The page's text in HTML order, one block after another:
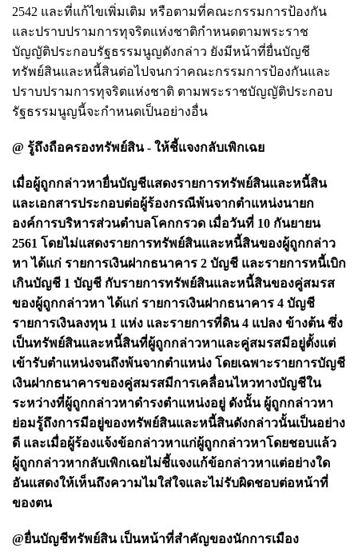
2542 และที่แก้ไขเพิ่มเติม หรือตามที่คณะกรรมการป้องกัน
และปราบปรามการทุจริตแห่งชาติกำหนดตามพระราช
บัญญัติประกอบรัฐธรรมนูญดังกล่าว ยังมีหน้าที่ยื่นบัญชี
ทรัพย์สินและหนี้สินต่อไปจนกว่าคณะกรรมการป้องกันและ
ปราบปรามการทุจริตแห่งชาติ ตามพระราชบัญญัติประกอบ
รัฐธรรมนูญนี้จะกำหนดเป็นอย่างอื่น
@ รู้ถึงถือครองทรัพย์สิน - ให้ชี้แจงกลับเพิกเฉย
เมื่อผู้ถูกกล่าวหายื่นบัญชีแสดงรายการทรัพย์สินและหนี้สิน
และเอกสารประกอบต่อผู้ร้องกรณีพ้นจากตำแหน่งนายก
องค์การบริหารส่วนตำบลโคกกรวด เมื่อวันที่ 10 กันยายน
2561 โดยไม่แสดงรายการทรัพย์สินและหนี้สินของผู้ถูกกล่าว
หา ได้แก่ รายการเงินฝากธนาคาร 2 บัญชี และรายการหนี้เบิก
เกินบัญชี 1 บัญชี กับรายการทรัพย์สินและหนี้สินของคู่สมรส
ของผู้ถูกกล่าวหา ได้แก่ รายการเงินฝากธนาคาร 4 บัญชี
รายการเงินลงทุน 1 แห่ง และรายการที่ดิน 4 แปลง ข้างต้น ซึ่ง
เป็นทรัพย์สินและหนี้สินที่ผู้ถูกกล่าวหาและคู่สมรสมีอยู่ตั้งแต่
เข้ารับตำแหน่งจนถึงพ้นจากตำแหน่ง โดยเฉพาะรายการบัญชี
เงินฝากธนาคารของคู่สมรสมีการเคลื่อนไหวทางบัญชีใน
ระหว่างที่ผู้ถูกกล่าวหาดำรงตำแหน่งอยู่ ดังนั้น ผู้ถูกกล่าวหา
ย่อมรู้ถึงการมีอยู่ของทรัพย์สินและหนี้สินดังกล่าวนั้นเป็นอย่าง
ดี และเมื่อผู้ร้องแจ้งข้อกล่าวหาแก่ผู้ถูกกล่าวหาโดยชอบแล้ว
ผู้ถูกกล่าวหากลับเพิกเฉยไม่ชี้แจงแก้ข้อกล่าวหาแต่อย่างใด
อันแสดงให้เห็นถึงความไมใส่ใจและไม่รับผิดชอบต่อหน้าที่
ของตน
@ยื่นบัญชีทรัพย์สิน เป็นหน้าที่สำคัญของนักการเมือง